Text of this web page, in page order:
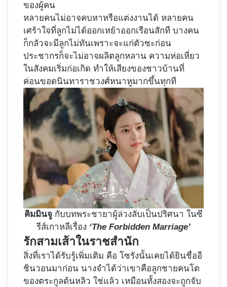
ของผู้คน
หลายคนไม่อาจคบหาหรือแต่งงานได้ หลายคน
เศร้าใจที่ลูกไม่ได้ออกเหย้าออกเรือนสักที บางคน
ก็กลัวจะมีลูกไม่ทันเพราะจะแก่ตัวซะก่อน
ประชากรก็จะไม่อาจผลิตลูกหลาน ความห่อเหี่ยว
ในสังคมเริ่มก่อเกิด ทำให้เสียงของชาวบ้านที่
ค่อนขอดนินทาราชวงศ์หนาหูมากขึ้นทุกที
คิมมินจู กับบทพระชายาผู้ล่วงลับเป็นปริศนา ในซี
รีส์เกาหลีเรื่อง ‘The Forbidden Marriage’
รักสามเส้าในราชสำนัก
สิ่งที่เราได้รับรู้เพิ่มเติม คือ โซรังนั้นเคยได้ยินชื่ออี
ชินวอนมาก่อน นางจำได้ว่าเขาคือลูกชายคนโต
ของตระกูลต้นหลิว ใช่แล้ว เหมือนทั้งสองจะถูกจับ